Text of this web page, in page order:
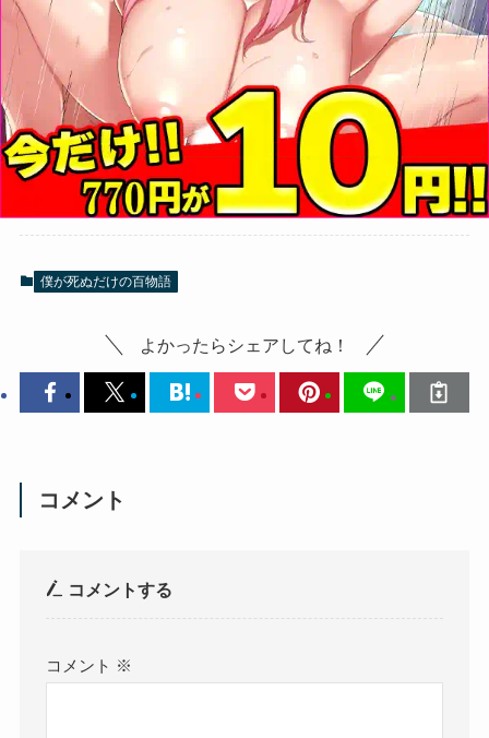
僕が死ぬだけの百物語
よかったらシェアしてね！
コメント
コメントする
コメント ※